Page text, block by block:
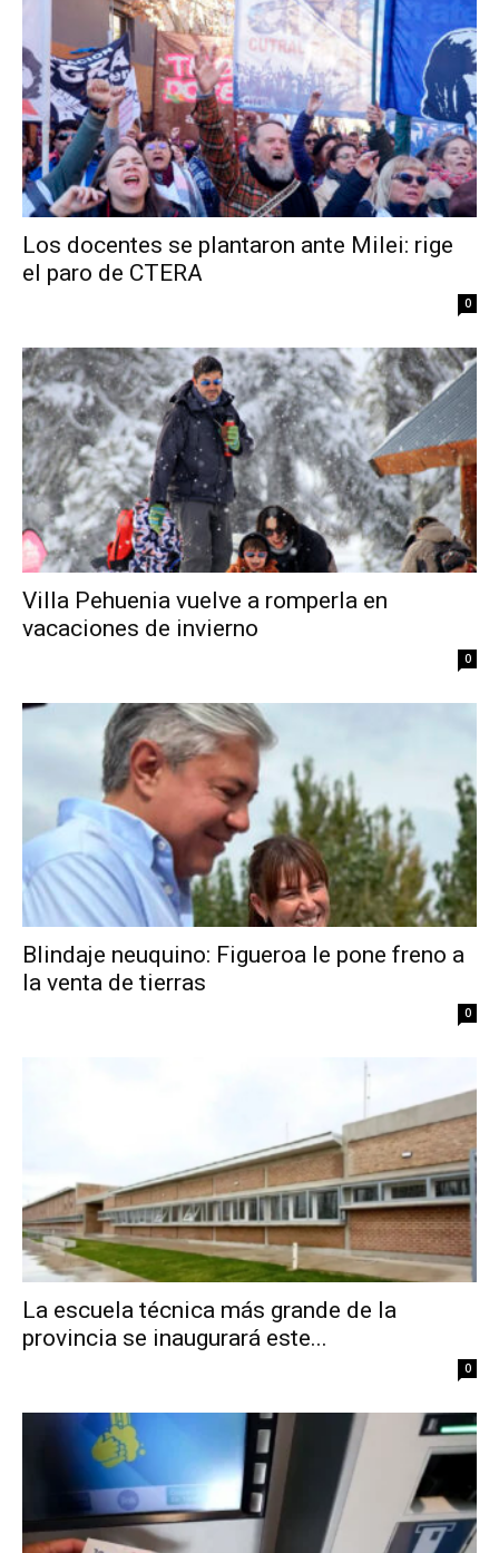
Los docentes se plantaron ante Milei: rige
el paro de CTERA
0
Villa Pehuenia vuelve a romperla en
vacaciones de invierno
0
Blindaje neuquino: Figueroa le pone freno a
la venta de tierras
0
La escuela técnica más grande de la
provincia se inaugurará este...
0